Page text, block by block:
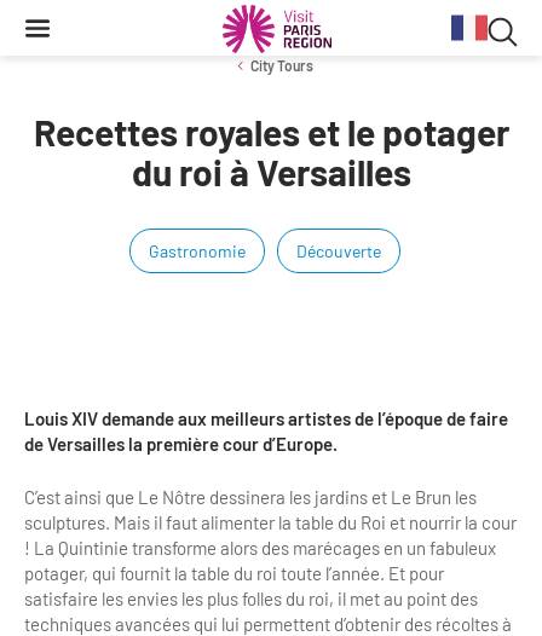
Contenu
Navigation
Recherche
Conjoncture
Clientèle francilienne
Clientèle de proximité
Clientèles lointaines
Clientèles spécifiques
Aides et financements
Aides financières et subventions
Outils pour vos professionnels
Lettres information réseau
La liste des OT d'Île-de-France
APIDAE
Services aux clientèles d'affaires
Calendrier des opérations de promotion
Organisez votre séminaire
Guide de la Destination
Destination Impressionnisme
Restaurants impressionnistes
Hébergements impressionnistes
Volontaires du Tourisme
le
City Tours
Recettes royales et le potager
du roi à Versailles
Gastronomie Découverte
Louis XIV demande aux meilleurs artistes de l’époque de faire
de Versailles la première cour d’Europe.
C’est ainsi que Le Nôtre dessinera les jardins et Le Brun les
sculptures. Mais il faut alimenter la table du Roi et nourrir la cour
! La Quintinie transforme alors des marécages en un fabuleux
potager, qui fournit la table du roi toute l’année. Et pour
satisfaire les envies les plus folles du roi, il met au point des
techniques avancées qui lui permettent d’obtenir des récoltes à